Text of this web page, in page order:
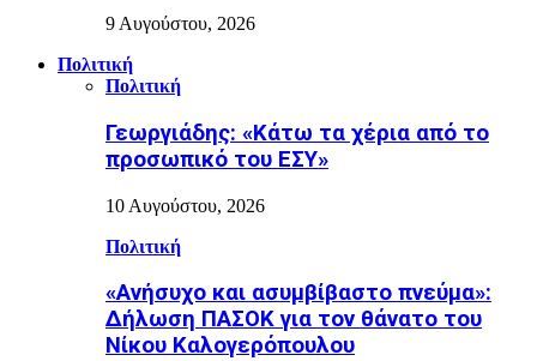
9 Αυγούστου, 2026
Πολιτική
Πολιτική
Γεωργιάδης: «Κάτω τα χέρια από το
προσωπικό του ΕΣΥ»
10 Αυγούστου, 2026
Πολιτική
«Ανήσυχο και ασυμβίβαστο πνεύμα»:
Δήλωση ΠΑΣΟΚ για τον θάνατο του
Νίκου Καλογερόπουλου